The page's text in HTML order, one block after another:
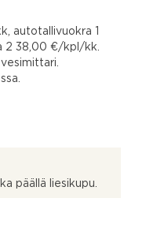
autotallivuokra 1
2 38,00 €/kpl/kk.
päällä liesikupu.